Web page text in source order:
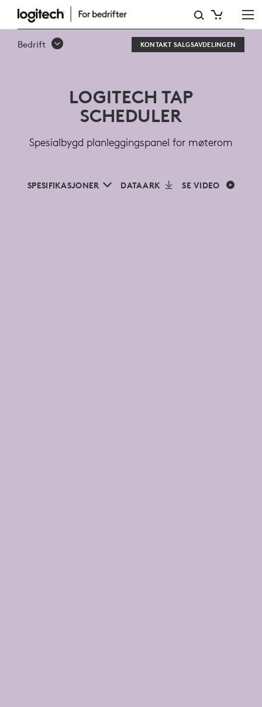
LOGITECH
TAP
MØTEROM
Bedrift KONTAKT SALGSAVDELINGEN
LOGITECH TAP
SCHEDULER
Spesialbygd planleggingspanel for møterom
SPESIFIKASJONER DATAARK SE VIDEO